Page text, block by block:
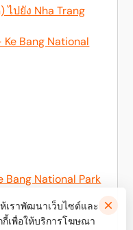
ไปยัง Nha Trang
Bang National
Bang National Park
เราพัฒนาเว็บไซต์และ
กี้เพื่อให้บริการโฆษณา